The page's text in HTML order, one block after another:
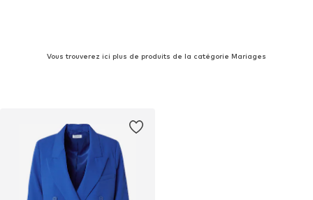
Vous trouverez ici plus de produits de la catégorie Mariages